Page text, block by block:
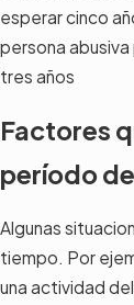
esperar cinco
persona
tres años
Factores
período
Algunas
tiempo. Por
una actividad